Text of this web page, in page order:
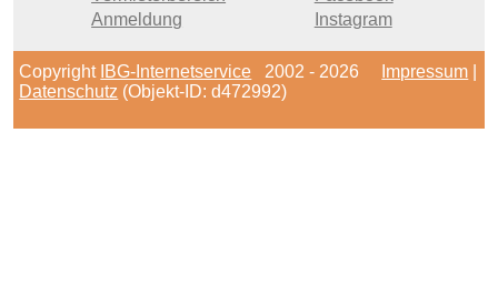
Anmeldung
Instagram
Copyright IBG-Internetservice 2002 - 2026 Impressum
Datenschutz (Objekt-ID: d472992)